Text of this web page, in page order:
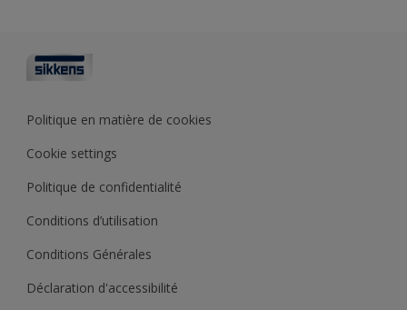
Architectes
Testeurs de couleur
Collections de couleurs
Base de connaissances
Politique en matière de cookies
Cookie settings
Politique de confidentialité
Conditions d’utilisation
Conditions Générales
Déclaration d'accessibilité